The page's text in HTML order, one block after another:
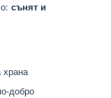
сънят и
храна
добро